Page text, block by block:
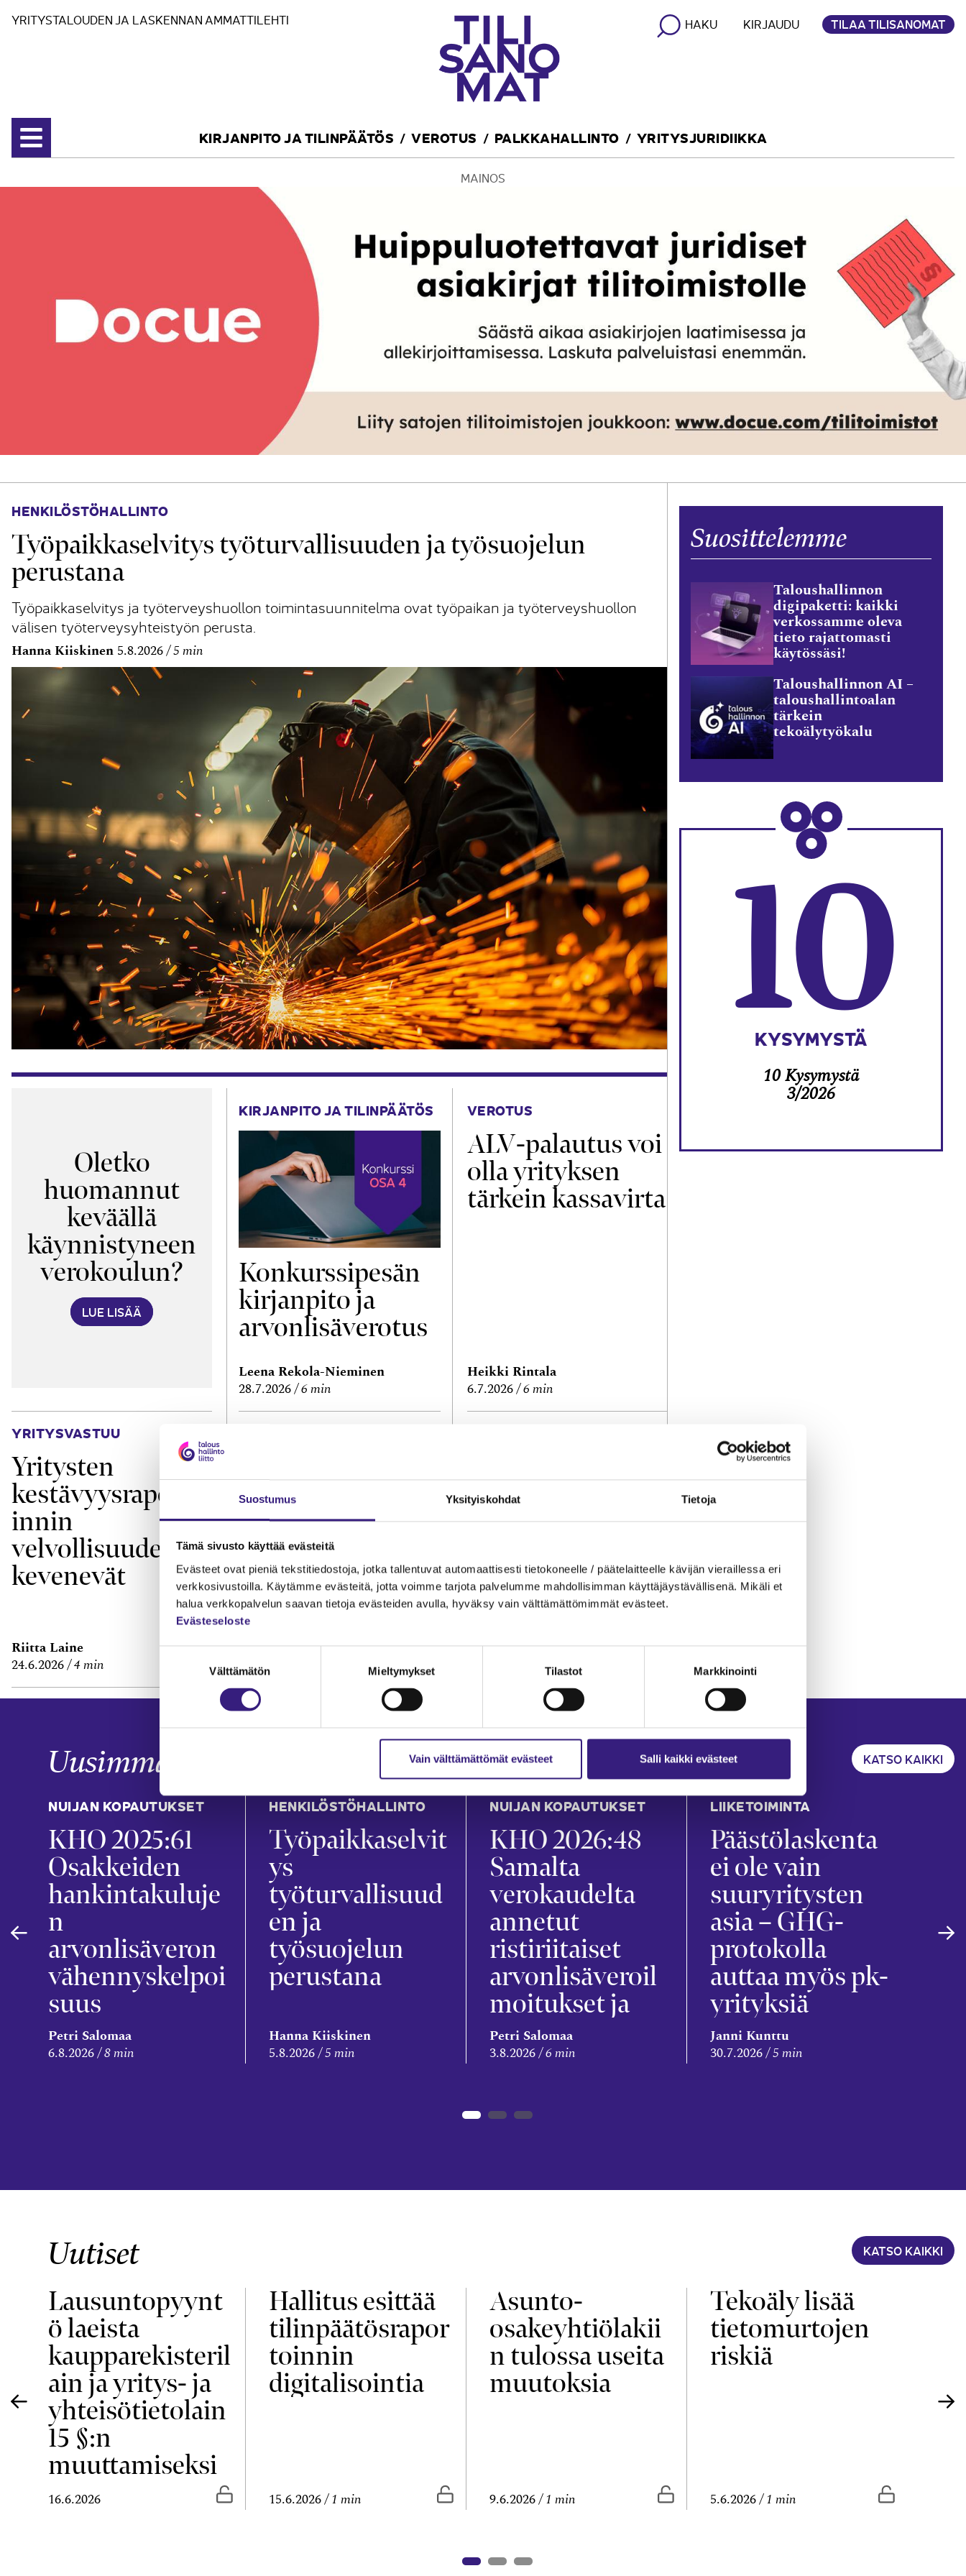
Suostumus Yksityiskohdat Tietoja
Tämä sivusto käyttää evästeitä
Evästeet ovat pieniä tekstitiedostoja, jotka tallentuvat automaattisesti tietokoneelle / päätelaitteelle kävijän vieraillessa eri
verkkosivustoilla. Käytämme evästeitä, jotta voimme tarjota palvelumme mahdollisimman käyttäjäystävällisenä. Mikäli et
halua verkkopalvelun saavan tietoja evästeiden avulla, hyväksy vain välttämättömimmät evästeet.
Evästeseloste
Välttämätön Mieltymykset Tilastot Markkinointi
Vain välttämättömät evästeet Salli kaikki evästeet
YRITYSTALOUDEN JA LASKENNAN AMMATTILEHTI HAKU KIRJAUDU TILAA TILISANOMAT
Avaa valikko
KIRJANPITO JA TILINPÄÄTÖS VEROTUS PALKKAHALLINTO YRITYSJURIDIIKKA
MAINOS
HENKILÖSTÖHALLINTO
Työpaikkaselvitys työturvallisuuden ja työsuojelun
perustana
Työpaikkaselvitys ja työterveyshuollon toimintasuunnitelma ovat työpaikan ja työterveyshuollon
välisen työterveysyhteistyön perusta.
Hanna Kiiskinen 5.8.2026 5 min
Oletko
huomannut
keväällä
käynnistyneen
verokoulun?
LUE LISÄÄ
KIRJANPITO JA TILINPÄÄTÖS
Konkurssipesän
kirjanpito ja
arvonlisäverotus
Leena Rekola-Nieminen
28.7.2026 6 min
VEROTUS
ALV-palautus voi
olla yrityksen
tärkein kassavirta
Heikki Rintala
6.7.2026 6 min
YRITYSVASTUU
Yritysten
kestävyysraporto
innin
velvollisuudet
kevenevät
Riitta Laine
24.6.2026 4 min
verkkolasku?
Janne Fredman
29.6.2026
Asiantuntijakuluj
en
kirjanpitovelvolli
selle
Mira Merikanto
1 min
Suosittelemme
Taloushallinnon
digipaketti: kaikki
verkossamme oleva
tieto rajattomasti
käytössäsi!
Taloushallinnon AI –
taloushallintoalan
tärkein
tekoälytyökalu
10
KYSYMYSTÄ
10 Kysymystä
3/2026
Uusimmat KATSO KAIKKI
NUIJAN KOPAUTUKSET
KHO 2025:61
Osakkeiden
hankintakuluje
n
arvonlisäveron
vähennyskelpoi
suus
Petri Salomaa
6.8.2026 8 min
HENKILÖSTÖHALLINTO
Työpaikkaselvit
ys
työturvallisuud
en ja
työsuojelun
perustana
Hanna Kiiskinen
5.8.2026 5 min
NUIJAN KOPAUTUKSET
KHO 2026:48
Samalta
verokaudelta
annetut
ristiriitaiset
arvonlisäveroil
moitukset ja
veronkorotus
Petri Salomaa
3.8.2026 6 min
LIIKETOIMINTA
Päästölaskenta
ei ole vain
suuryritysten
asia – GHG-
protokolla
auttaa myös pk-
yrityksiä
Janni Kunttu
30.7.2026 5 min
s
Uutiset KATSO KAIKKI
Vapaasti luettavissa
Lausuntopyynt
ö laeista
kaupparekisteril
ain ja yritys- ja
yhteisötietolain
15 §:n
muuttamiseksi
16.6.2026 Vapaasti luettavissa
Hallitus esittää
tilinpäätösrapor
toinnin
digitalisointia
15.6.2026 1 min Vapaasti luettavissa
Asunto-
osakeyhtiölakii
n tulossa useita
muutoksia
9.6.2026 1 min Vapaasti luettavissa
Tekoäly lisää
tietomurtojen
riskiä
5.6.2026 1 min